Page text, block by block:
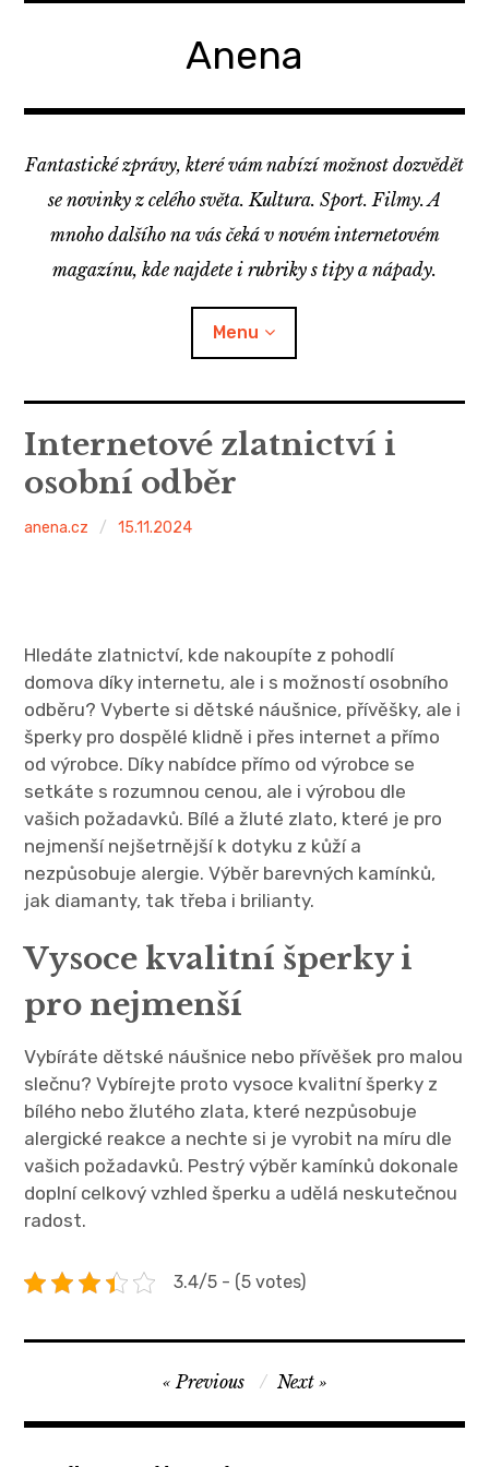
Anena
Fantastické zprávy, které vám nabízí možnost dozvědět
se novinky z celého světa. Kultura. Sport. Filmy. A
mnoho dalšího na vás čeká v novém internetovém
magazínu, kde najdete i rubriky s tipy a nápady.
Menu
Internetové zlatnictví i
osobní odběr
anena.cz 15.11.2024
Hledáte zlatnictví, kde nakoupíte z pohodlí
domova díky internetu, ale i s možností osobního
odběru? Vyberte si dětské náušnice, přívěšky, ale i
šperky pro dospělé klidně i přes internet a přímo
od výrobce. Díky nabídce přímo od výrobce se
setkáte s rozumnou cenou, ale i výrobou dle
vašich požadavků. Bílé a žluté zlato, které je pro
nejmenší nejšetrnější k dotyku z kůží a
nezpůsobuje alergie. Výběr barevných kamínků,
jak diamanty, tak třeba i brilianty.
Vysoce kvalitní šperky i
pro nejmenší
Vybíráte dětské náušnice nebo přívěšek pro malou
slečnu? Vybírejte proto vysoce kvalitní šperky z
bílého nebo žlutého zlata, které nezpůsobuje
alergické reakce a nechte si je vyrobit na míru dle
vašich požadavků. Pestrý výběr kamínků dokonale
doplní celkový vzhled šperku a udělá neskutečnou
radost.
3.4/5 - (5 votes)
pro
Previous Next